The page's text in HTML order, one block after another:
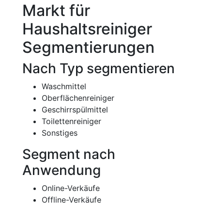
Markt für
Haushaltsreiniger
Segmentierungen
Nach Typ segmentieren
Waschmittel
Oberflächenreiniger
Geschirrspülmittel
Toilettenreiniger
Sonstiges
Segment nach
Anwendung
Online-Verkäufe
Offline-Verkäufe